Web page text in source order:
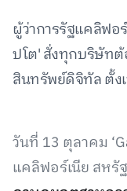
ผู้ว่าการรัฐแคลิฟอ
ปโต' สั่งทุกบริษัทต้
สินทรัพย์ดิจิทัล ตั้ง
วันที่ 13 ตุลาคม
แคลิฟอร์เนีย สหรั